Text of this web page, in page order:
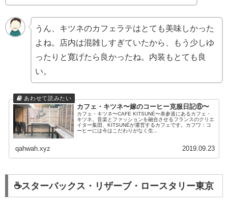
うん、キツネのカフェラテはとても美味しかった
よね。店内は混雑しすぎていたから、もう少しゆ
ったりと寛げたら良かったね。内装もとても良
い。
カフェ・キツネ〜嫁のコーヒー克服日記⑥〜
カフェ・キツネ〜CAFE KITSUNÉ〜表参道にあるカフェ・
キツネ。音楽とファッションを融合させるフランスのクリエ
イター集団、KITSUNÉが運営するカフェです。カフワ：コ
ーヒーには今はこだわりがなく生...
qahwah.xyz 2019.09.23
☕️スターバックス・リザーブ・ロースタリー東京